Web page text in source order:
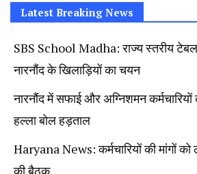
Latest Breaking News
SBS School Madha: राज्य स्तरीय टेबल
नारनौंद के खिलाड़ियों का चयन
नारनौंद में सफाई और अग्निशमन
हल्ला बोल हड़ताल
Haryana News: कर्मचारियों की मांगों को
की बैठक